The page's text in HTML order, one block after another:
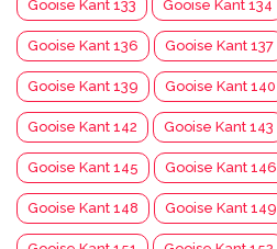
Gooise Kant 133 Gooise Kant 134
Gooise Kant 136 Gooise Kant 137
Gooise Kant 139 Gooise Kant 140
Gooise Kant 142 Gooise Kant 143
Gooise Kant 145 Gooise Kant 146
Gooise Kant 148 Gooise Kant 149